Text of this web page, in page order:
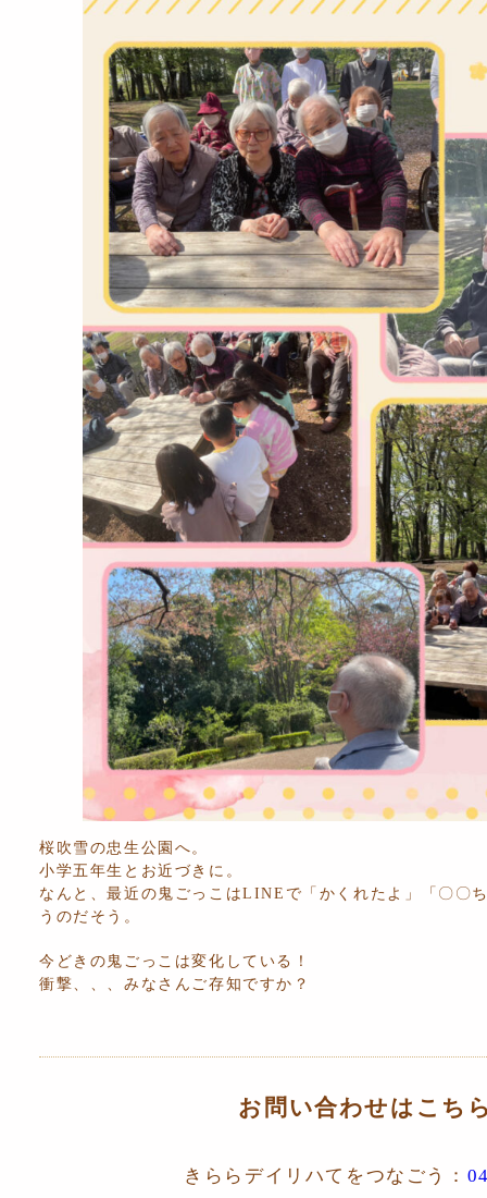
桜吹雪の忠生公園へ。
小学五年生とお近づきに。
なんと、最近の鬼ごっこはLINEで「かくれたよ」「〇〇
うのだそう。
今どきの鬼ごっこは変化している！
衝撃、、、みなさんご存知ですか？
お問い合わせはこち
きららデイリハてをつなごう：